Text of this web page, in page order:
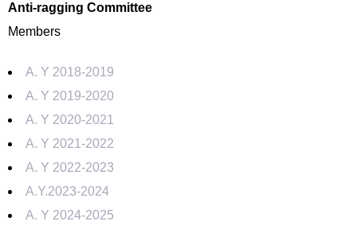
Anti-ragging Committee
Members
A. Y 2018-2019
A. Y 2019-2020
A. Y 2020-2021
A. Y 2021-2022
A. Y 2022-2023
A.Y.2023-2024
A. Y 2024-2025